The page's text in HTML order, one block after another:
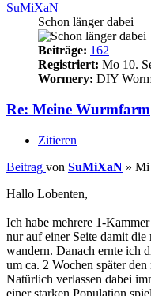
SuMiXaN
Schon länger dabei
Beiträge: 162
Registriert: Mo 10.
Wormery: DIY
Re: Meine Wurmfarm
Zitieren
Beitrag von SuMiXaN » Mi
Hallo Lobenten,
Ich habe mehrere 1-
nur auf einer Seite damit die
wandern. Danach ernte ich
um ca. 2 Wochen später
Natürlich verlassen dabei
einer starken Population